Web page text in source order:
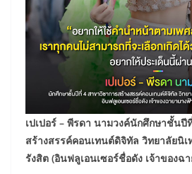
เปเปอร์ – พีรดา นามวงค์นักศึกษาชั้น
สร้างสรรค์คอนเทนต์ดิจิทัล วิทยาลัยนิ
รังสิต (อินฟลูเอนเซอร์ชื่อดัง เจ้าของ